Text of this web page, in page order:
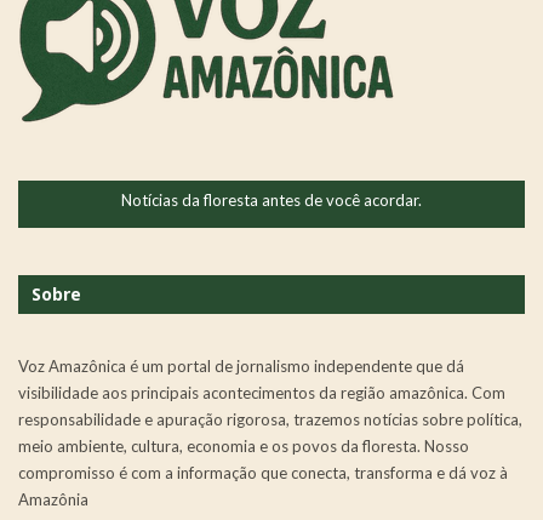
Notícias da floresta antes de você acordar.
Sobre
Voz Amazônica é um portal de jornalismo independente que dá
visibilidade aos principais acontecimentos da região amazônica. Com
responsabilidade e apuração rigorosa, trazemos notícias sobre política,
meio ambiente, cultura, economia e os povos da floresta. Nosso
compromisso é com a informação que conecta, transforma e dá voz à
Amazônia